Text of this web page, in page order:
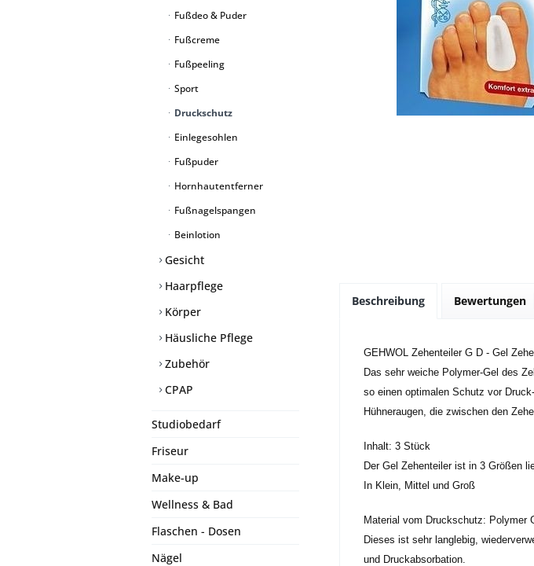
Fußdeo & Puder
Fußcreme
Fußpeeling
Sport
Druckschutz
Einlegesohlen
Fußpuder
Hornhautentferner
Fußnagelspangen
Beinlotion
Gesicht
Haarpflege
Körper
Häusliche Pflege
Zubehör
CPAP
Studiobedarf
Friseur
Make-up
Wellness & Bad
Flaschen - Dosen
Nägel
Beschreibung Bewertungen
GEHWOL Zehenteiler G D - Gel
Das sehr weiche Polymer-Gel des
so einen optimalen Schutz vor
Hühneraugen, die zwischen den
Inhalt: 3 Stück
Der Gel Zehenteiler ist in 3 Größen
In Klein, Mittel und Groß
Material vom Druckschutz: Polymer
Dieses ist sehr langlebig,
und Druckabsorbation.